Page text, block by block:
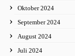
Oktober 2024
September 2024
August 2024
Juli 2024